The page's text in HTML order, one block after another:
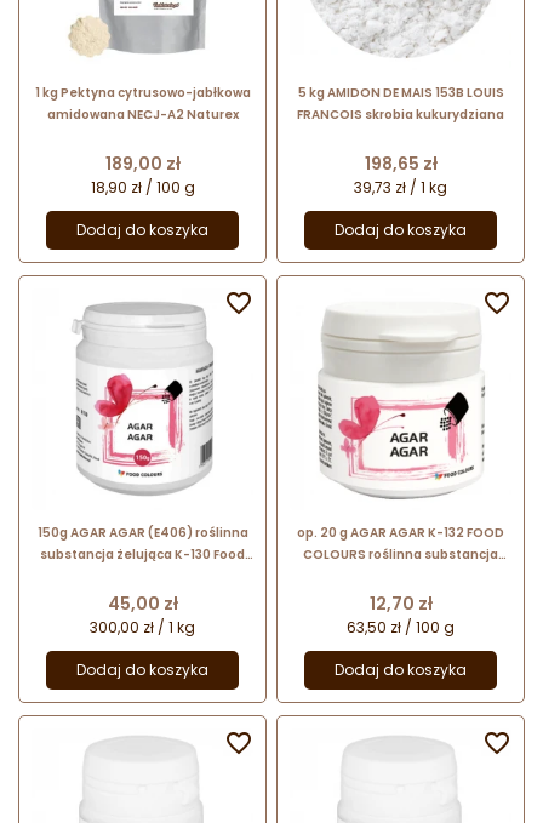
1 kg Pektyna cytrusowo-jabłkowa
amidowana NECJ-A2 Naturex
Cena
189,00 zł
18,90 zł / 100 g
Dodaj do koszyka
5 kg AMIDON DE MAIS 153B LOUIS
FRANCOIS skrobia kukurydziana
Cena
198,65 zł
39,73 zł / 1 kg
Dodaj do koszyka
150g AGAR AGAR (E406) roślinna
substancja żelująca K-130 Food
Cena
45,00 zł
300,00 zł / 1 kg
Dodaj do koszyka

op. 20 g AGAR AGAR K-132 FOOD
COLOURS roślinna substancja
Cena
12,70 zł
63,50 zł / 100 g
Dodaj do koszyka

 